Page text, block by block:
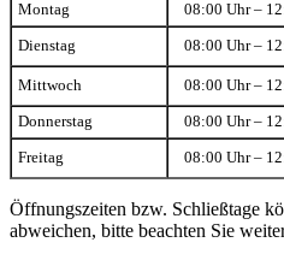
Montag 08:00 Uhr –
Dienstag 08:00 Uhr –
Mittwoch 08:00 Uhr –
Donnerstag 08:00 Uhr –
Freitag 08:00 Uhr –
Öffnungszeiten bzw. Schließtage
abweichen, bitte beachten Sie